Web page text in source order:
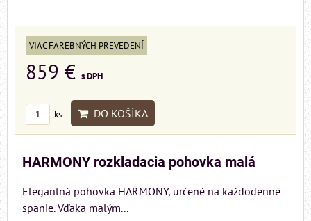
VIAC FAREBNÝCH PREVEDENÍ
859 € s DPH
ks DO KOŠÍKA
HARMONY rozkladacia pohovka malá
Elegantná pohovka HARMONY, určené na každodenné
spanie. Vďaka malým...